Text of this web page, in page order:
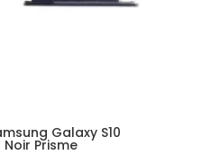
Galaxy S10
Noir Prisme